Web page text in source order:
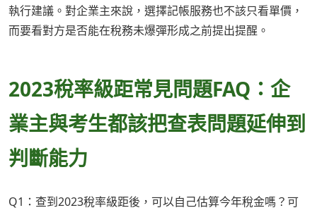
執行建議。對企業主來說，選擇記帳服務也不該只看單價，
而要看對方是否能在稅務未爆彈形成之前提出提醒。
2023稅率級距常見問題FAQ：企
業主與考生都該把查表問題延伸到
判斷能力
Q1：查到2023稅率級距後，可以自己估算今年稅金嗎？可